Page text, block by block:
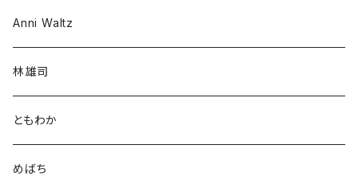
Anni Waltz
林雄司
ともわか
めばち